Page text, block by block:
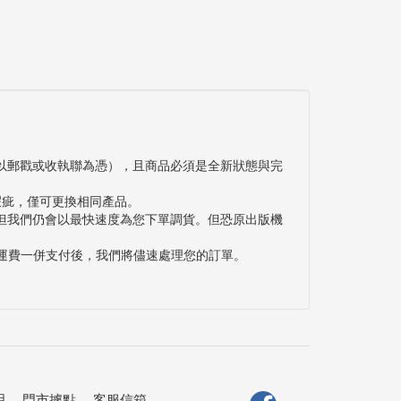
戳或收執聯為憑），且商品必須是全新狀態與完
，僅可更換相同產品。
們仍會以最快速度為您下單調貨。但恐原出版機
一併支付後，我們將儘速處理您的訂單。